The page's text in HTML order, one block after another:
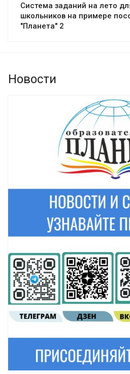
Система заданий на лето
школьников на примере
"Планета" 2
Новости